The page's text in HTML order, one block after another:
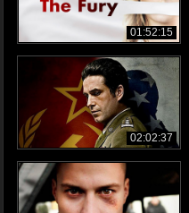
01:52:15
02:02:37